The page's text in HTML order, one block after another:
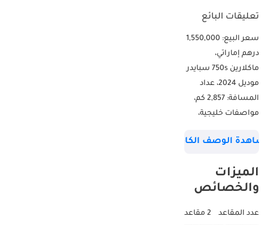
تعليقات البائع
سعر البيع: 1,550,000
درهم إماراتي،
ماكلارين 750s سبايدر
موديل 2024، عداد
المسافة: 2,857 كم،
مواصفات خليجية،
حتى 27 أغسطس
حصان، اللون الخارجي:
الوصف الكامل
الميزات
والخصائص
عدد المقاعد
2 مقاعد